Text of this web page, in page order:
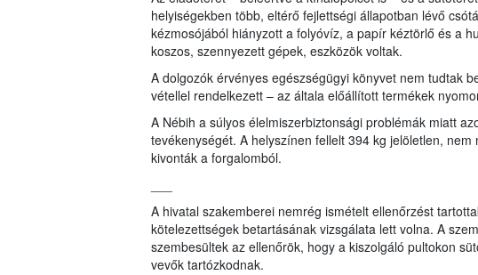
helyiségekben több, eltérő fejlettségi állapotban lévő
kézmosójából hiányzott a folyóvíz, a papír kéztörlő és a
koszos, szennyezett gépek, eszközök voltak.
A dolgozók érvényes egészségügyi könyvet nem tudtak
vétellel rendelkezett – az általa előállított termékek
A Nébih a súlyos élelmiszerbiztonsági problémák miatt
tevékenységét. A helyszínen fellelt 394 kg jelöletlen,
kivonták a forgalomból.
A hivatal szakemberei nemrég ismételt ellenőrzést
kötelezettségek betartásának vizsgálata lett volna. A
szembesültek az ellenőrök, hogy a kiszolgáló pultokon
vevők tartózkodnak.